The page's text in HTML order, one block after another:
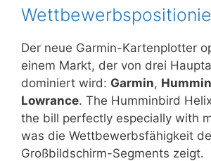
Der neue Garmin-Kartenplotter
einem Markt, der von drei
dominiert wird: Garmin,
Lowrance. The Humminbird
the bill perfectly especially with
was die Wettbewerbsfähigkeit
Großbildschirm-Segments zeigt.